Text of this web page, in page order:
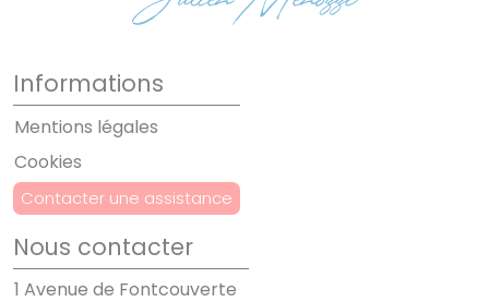
Informations
Mentions légales
Cookies
Contacter une assistance
Nous contacter
1 Avenue de Fontcouverte